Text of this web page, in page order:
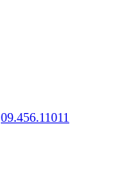
09.456.11011